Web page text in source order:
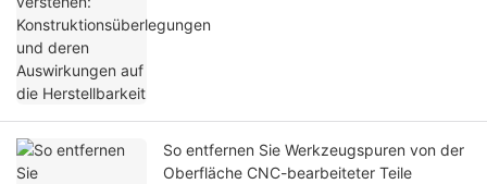
So entfernen Sie Werkzeugspuren von der
Oberfläche CNC-bearbeiteter Teile